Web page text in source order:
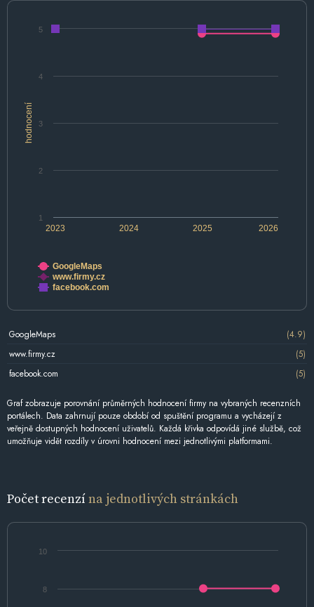
hodnocení
2024 2026
2023 2025
1
2
3
4
5
GoogleMaps
www.firmy.cz
facebook.com
GoogleMaps
(4.9)
www.firmy.cz
(5)
facebook.com
(5)
Graf zobrazuje porovnání průměrných hodnocení firmy na vybraných recenzních
portálech. Data zahrnují pouze období od spuštění programu a vycházejí z
veřejně dostupných hodnocení uživatelů. Každá křivka odpovídá jiné službě, což
umožňuje vidět rozdíly v úrovni hodnocení mezi jednotlivými platformami.
Počet recenzína jednotlivých stránkách
8
10